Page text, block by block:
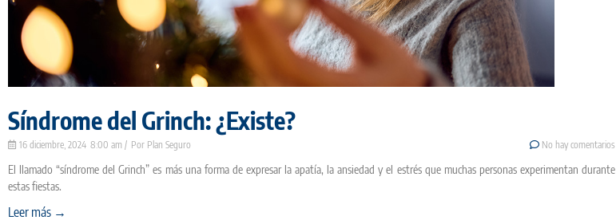
Síndrome del Grinch: ¿Existe?
Plan Seguro
16 diciembre, 2024 8:00 am No hay comentarios
El llamado “síndrome del Grinch” es más una forma de expresar la apatía, la ansiedad y el estrés que muchas personas experimentan durante
estas fiestas.
Leer más →